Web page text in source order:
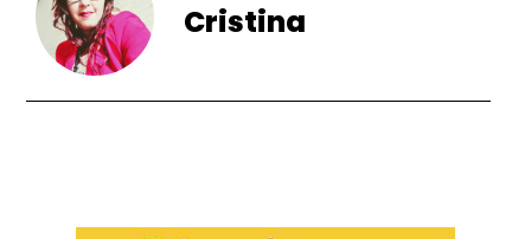
Cristina